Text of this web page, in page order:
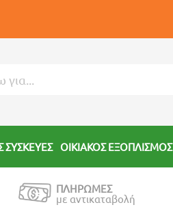
ΣΥΣΚΕΥΕΣ ΟΙΚΙΑΚΟΣ ΕΞΟΠΛΙΣΜΟΣ
ΠΛΗΡΩΜΕΣ
με αντικαταβολή